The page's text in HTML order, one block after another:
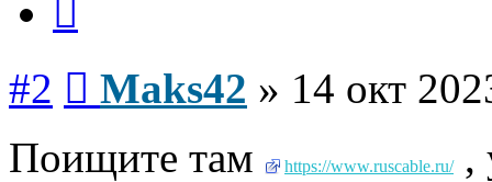
#2 Maks42 » 14 окт
Поищите там
https://www.ruscable.ru/,